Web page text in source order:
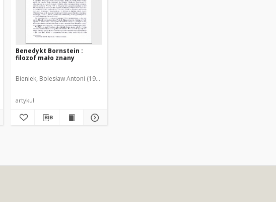
Benedykt Bornstein :
filozof mało znany
Bieniek, Bolesław Antoni (1963- )
artykuł